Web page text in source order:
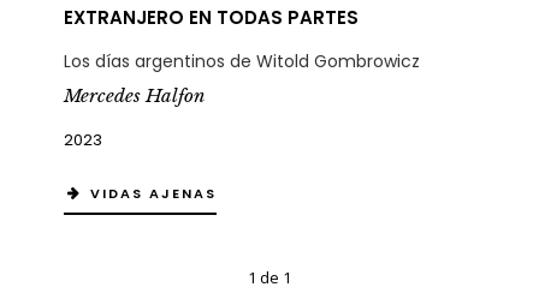
EXTRANJERO EN TODAS PARTES
Los días argentinos de Witold Gombrowicz
Mercedes Halfon
2023
VIDAS AJENAS
1 de 1